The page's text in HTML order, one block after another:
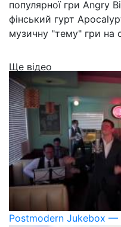
популярної гри Angry
фінський гурт
музичну "тему" гри на
Ще відео
Postmodern Jukebox —